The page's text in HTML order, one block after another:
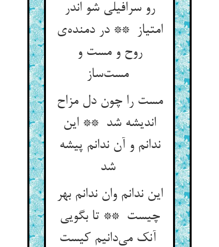
رو سرافیلی شو اندر
امتیاز ** در دمنده‌ی
روح و مست و
مست‌ساز
مست را چون دل مزاح
اندیشه شد ** این
ندانم و آن ندانم پیشه
شد
این ندانم وان ندانم بهر
چیست ** تا بگویی